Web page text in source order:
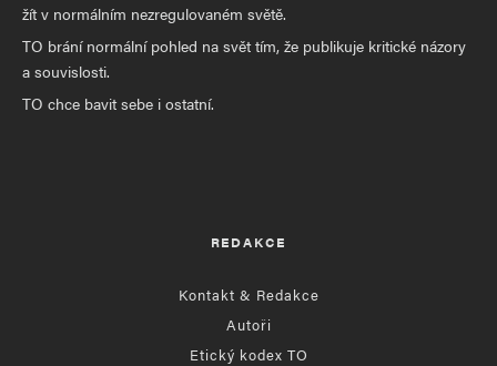
žít v normálním nezregulovaném světě.
TO brání normální pohled na svět tím, že publikuje kritické názory
a souvislosti.
TO chce bavit sebe i ostatní.
REDAKCE
Kontakt & Redakce
Autoři
Etický kodex TO